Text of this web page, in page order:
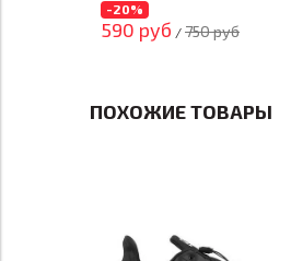
-20%
590 руб / 750 руб
ПОХОЖИЕ ТОВАРЫ